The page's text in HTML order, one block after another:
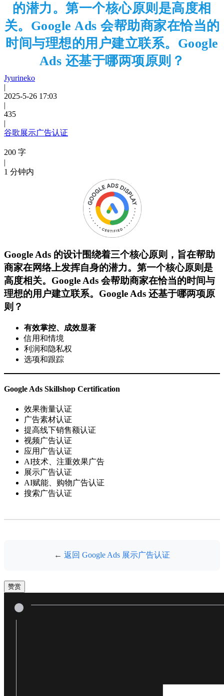
的潜力。第一个核心原则是高度相
关。Google Ads 会帮助商家在恰当的
时间与理想的用户建立联系。Google
Ads 还基于哪两项原则？
Jyurineko
|
2025-5-26 17:03
|
435
|
谷歌展示广告认证
200 字
|
1 分钟内
Google Ads 的设计围绕着三个核心原则，旨在帮助
商家在网络上发挥自身的潜力。第一个核心原则是
高度相关。Google Ads 会帮助商家在恰当的时间与
理想的用户建立联系。Google Ads 还基于哪两项原
则？
有效掌控、成效显著
信用和情境
利润和隐私权
选项和跟踪
Google Ads Skillshop Certification
效果衡量认证
广告素材认证
提高线下销售额认证
视频广告认证
应用广告认证
AI技术、注重效果广告
展示广告认证
AI赋能、购物广告认证
搜索广告认证
← 返回 Google Ads 展示广告认证
赞赏